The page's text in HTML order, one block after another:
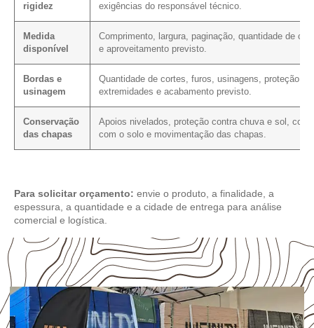
rigidez
exigências do responsável técnico.
Medida
disponível
Comprimento, largura, paginação, quantidade de
e aproveitamento previsto.
Bordas e
usinagem
Quantidade de cortes, furos, usinagens, proteção
extremidades e acabamento previsto.
Conservação
das chapas
Apoios nivelados, proteção contra chuva e sol,
com o solo e movimentação das chapas.
Para solicitar orçamento: envie o produto, a finalidade, a
espessura, a quantidade e a cidade de entrega para análise
comercial e logística.